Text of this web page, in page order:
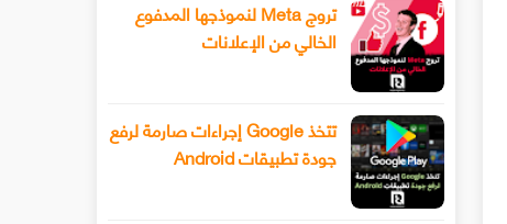
تروج Meta لنموذجها المدفوع
الخالي من الإعلانات
تتخذ Google إجراءات صارمة لرفع
جودة تطبيقات Android